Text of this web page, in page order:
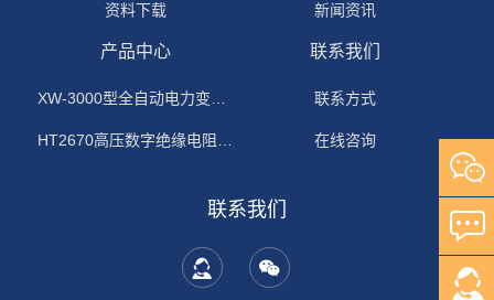
资料下载 新闻资讯
产品中心 联系我们
联系方式
在线咨询
联系我们